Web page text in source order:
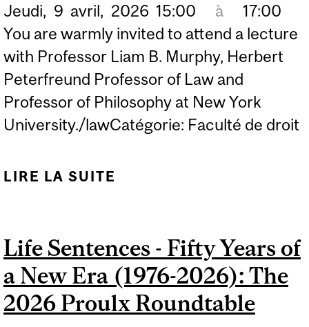
Jeudi, 9 avril, 2026 15:00 à
17:00
You are warmly invited to attend a lecture
with Professor Liam B. Murphy, Herbert
Peterfreund Professor of Law and
Professor of Philosophy at New York
University./lawCatégorie: Faculté de droit
LIRE LA SUITE
THE REST: AGAINST
(NATURAL) MORAL
POWERS
Life Sentences - Fifty Years of
a New Era (1976-2026): The
2026 Proulx Roundtable